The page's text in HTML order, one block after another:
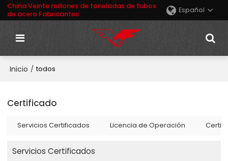
China Veinte millones de toneladas de tubos
de acero Fabricantes
Español
Inicio / todos
Certificado
Servicios Certificados Licencia de Operación
Servicios Certificados